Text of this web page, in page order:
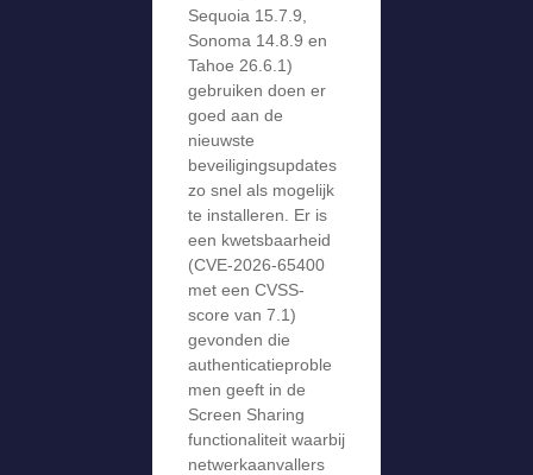
Sequoia 15.7.9,
Sonoma 14.8.9 en
Tahoe 26.6.1)
gebruiken doen er
goed aan de
nieuwste
beveiligingsupdates
zo snel als mogelijk
te installeren. Er is
een kwetsbaarheid
(CVE-2026-65400
met een CVSS-
score van 7.1)
gevonden die
authenticatieproble
men geeft in de
Screen Sharing
functionaliteit waarbij
netwerkaanvallers